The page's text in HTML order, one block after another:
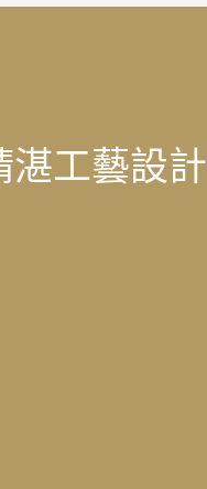
湛工藝設計